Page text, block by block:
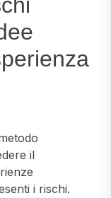
il
i rischi.